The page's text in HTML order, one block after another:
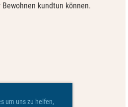
um uns zu helfen,
kundtun können.